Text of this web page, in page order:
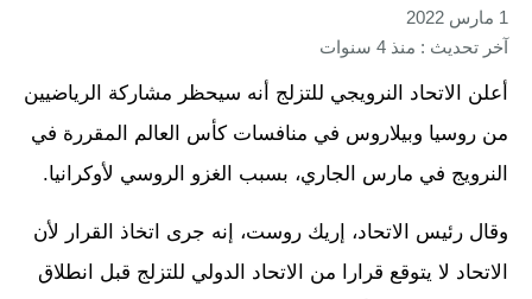
1 مارس 2022
آخر تحديث : منذ 4 سنوات
أعلن الاتحاد النرويجي للتزلج أنه سيحظر مشاركة الرياضيين
من روسيا وبيلاروس في منافسات كأس العالم المقررة في
النرويج في مارس الجاري، بسبب الغزو الروسي لأوكرانيا.
وقال رئيس الاتحاد، إريك روست، إنه جرى اتخاذ القرار لأن
الاتحاد لا يتوقع قرارا من الاتحاد الدولي للتزلج قبل انطلاق